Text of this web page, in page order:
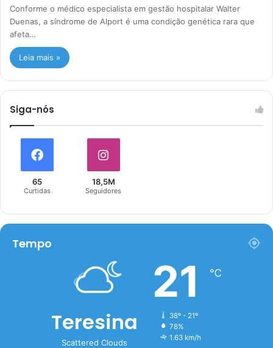
Conforme o médico especialista em gestão hospitalar Walter
Duenas, a síndrome de Alport é uma condição genética rara que
afeta…
Leia mais »
Siga-nós
65
Curtidas
18,5M
Seguidores
Tempo
Teresina
Scattered Clouds
21 ℃
38º - 21º
78%
1.63 km/h